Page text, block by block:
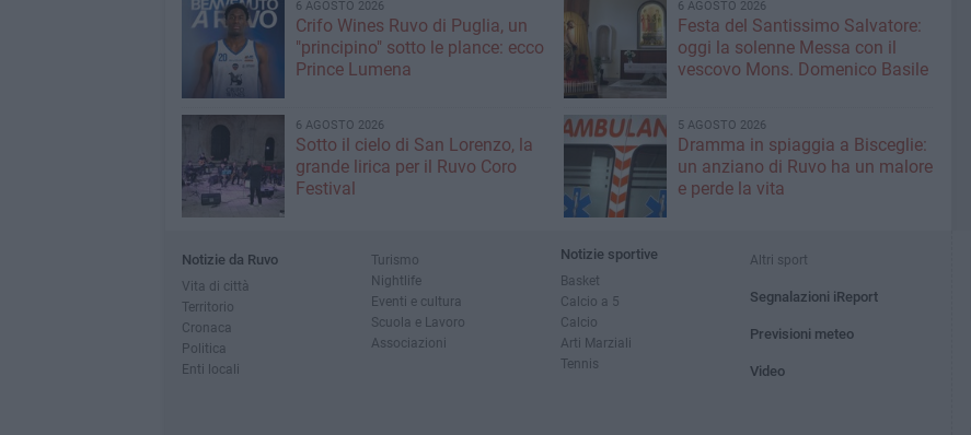
6 AGOSTO 2026
Crifo Wines Ruvo di Puglia, un
"principino" sotto le plance: ecco
Prince Lumena
6 AGOSTO 2026
Festa del Santissimo Salvatore:
oggi la solenne Messa con il
vescovo Mons. Domenico Basile
6 AGOSTO 2026
Sotto il cielo di San Lorenzo, la
grande lirica per il Ruvo Coro
Festival
5 AGOSTO 2026
Dramma in spiaggia a Bisceglie:
un anziano di Ruvo ha un malore
e perde la vita
Notizie da Ruvo
Vita di città
Territorio
Cronaca
Politica
Enti locali
Turismo
Nightlife
Eventi e cultura
Scuola e Lavoro
Associazioni
Notizie sportive
Basket
Calcio a 5
Calcio
Arti Marziali
Tennis
Altri sport
Segnalazioni iReport
Previsioni meteo
Video